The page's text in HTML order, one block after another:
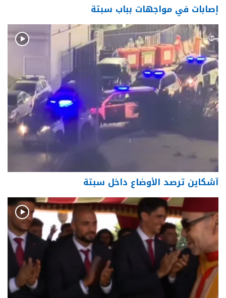
إصابات في مواجهات بباب سبتة
آشكاين ترصد الأوضاع داخل سبتة